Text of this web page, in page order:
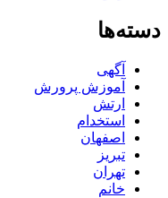
دسته‌ها
آگهی
آموزش پرورش
ارتش
استخدام
اصفهان
تبریز
تهران
خانم